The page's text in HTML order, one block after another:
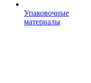
Упаковочные
материалы